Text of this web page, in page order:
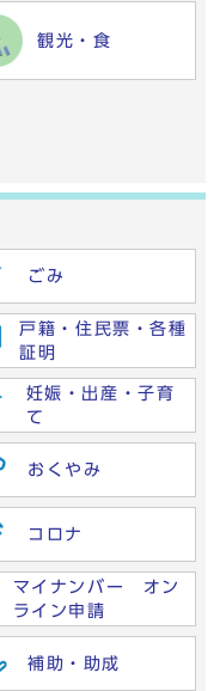
観光・食
ごみ
戸籍・住民票・各種
証明
妊娠・出産・子育
て
おくやみ
コロナ
マイナンバー オン
ライン申請
補助・助成